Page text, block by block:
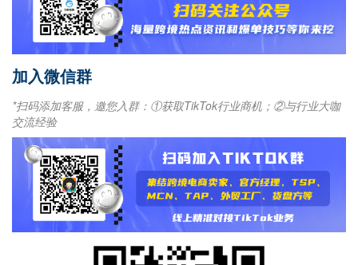
加入微信群
*扫码添加客服，邀您入群：①获取TikTok行业商机；②与行业大咖
交流经验